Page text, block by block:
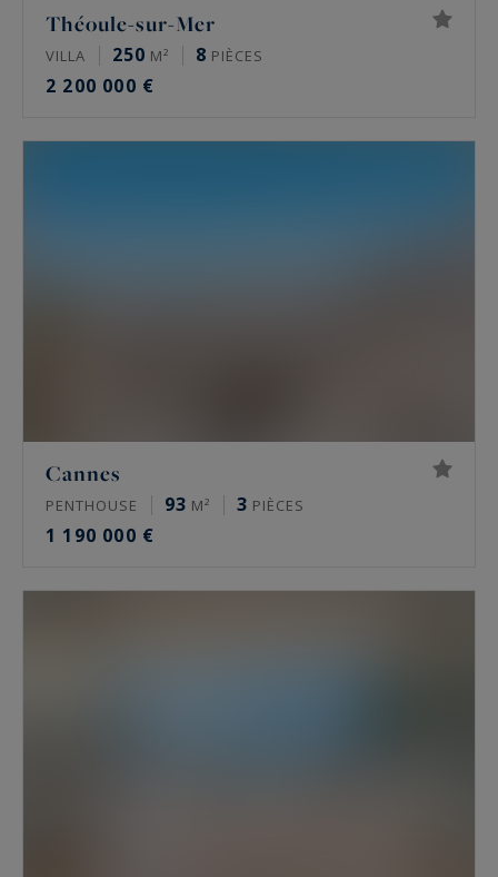
Théoule-sur-Mer
VILLA 250 M² 8 PIÈCES
2 200 000 €
Cannes
PENTHOUSE 93 M² 3 PIÈCES
1 190 000 €